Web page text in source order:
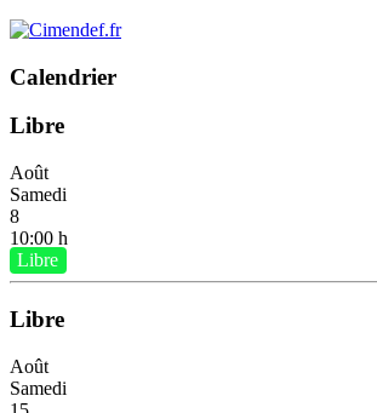
Calendrier
Libre
Août
Samedi
8
10:00 h
Libre
Libre
Août
Samedi